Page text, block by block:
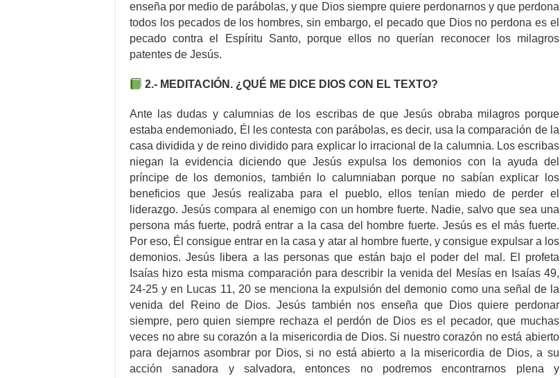
enseña por medio de parábolas, y que Dios siempre quiere perdonarnos y que perdona
todos los pecados de los hombres, sin embargo, el pecado que Dios no perdona es el
pecado contra el Espíritu Santo, porque ellos no querían reconocer los milagros
patentes de Jesús.
2.- MEDITACIÓN. ¿QUÉ ME DICE DIOS CON EL TEXTO?
Ante las dudas y calumnias de los escribas de que Jesús obraba milagros porque
estaba endemoniado, Él les contesta con parábolas, es decir, usa la comparación de la
casa dividida y de reino dividido para explicar lo irracional de la calumnia. Los escribas
niegan la evidencia diciendo que Jesús expulsa los demonios con la ayuda del
príncipe de los demonios, también lo calumniaban porque no sabían explicar los
beneficios que Jesús realizaba para el pueblo, ellos tenían miedo de perder el
liderazgo. Jesús compara al enemigo con un hombre fuerte. Nadie, salvo que sea una
persona más fuerte, podrá entrar a la casa del hombre fuerte. Jesús es el más fuerte.
Por eso, Él consigue entrar en la casa y atar al hombre fuerte, y consigue expulsar a los
demonios. Jesús libera a las personas que están bajo el poder del mal. El profeta
Isaías hizo esta misma comparación para describir la venida del Mesías en Isaías 49,
24-25 y en Lucas 11, 20 se menciona la expulsión del demonio como una señal de la
venida del Reino de Dios. Jesús también nos enseña que Dios quiere perdonar
siempre, pero quien siempre rechaza el perdón de Dios es el pecador, que muchas
veces no abre su corazón a la misericordia de Dios. Si nuestro corazón no está abierto
para dejarnos asombrar por Dios, si no está abierto a la misericordia de Dios, a su
acción sanadora y salvadora, entonces no podremos encontrarnos plena y